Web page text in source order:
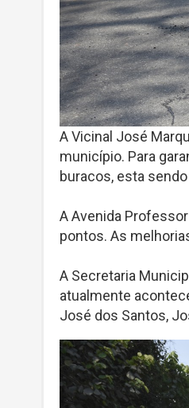
A Vicinal José
município. Para
buracos, esta
A Avenida
pontos. As
A Secretaria
atualmente
José dos Santos,